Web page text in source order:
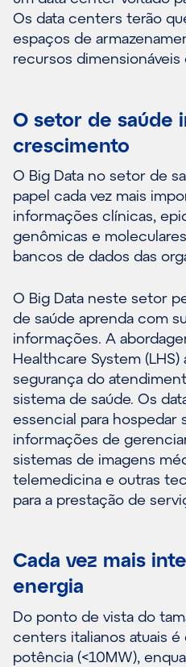
Os data centers terão
espaços de
recursos dimensionáveis
O setor de saúde
crescimento
O Big Data no setor de
papel cada vez mais
informações clínicas,
genômicas e
bancos de dados das
O Big Data neste setor
de saúde aprenda com
informações. A
Healthcare System
segurança do
sistema de saúde. Os
essencial para hospedar
informações de
sistemas de imagens
telemedicina e outras
para a prestação de
Cada vez mais
energia
Do ponto de vista do
centers italianos atuais
potência (<10MW),